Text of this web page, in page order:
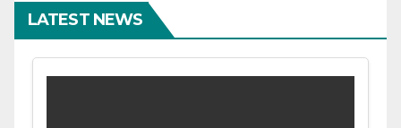
LATEST NEWS